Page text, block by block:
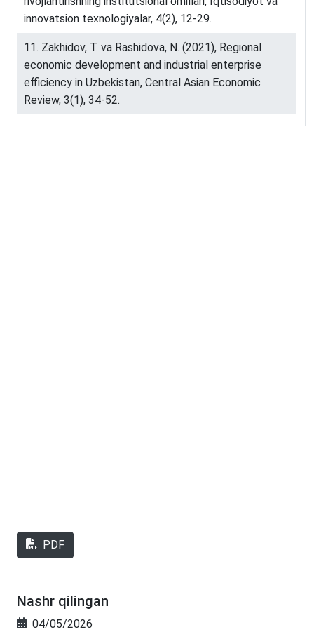
innovatsion texnologiyalar, 4(2), 12-29.
11. Zakhidov, T. va Rashidova, N. (2021), Regional
economic development and industrial enterprise
efficiency in Uzbekistan, Central Asian Economic
Review, 3(1), 34-52.
PDF
Nashr qilingan
04/05/2026